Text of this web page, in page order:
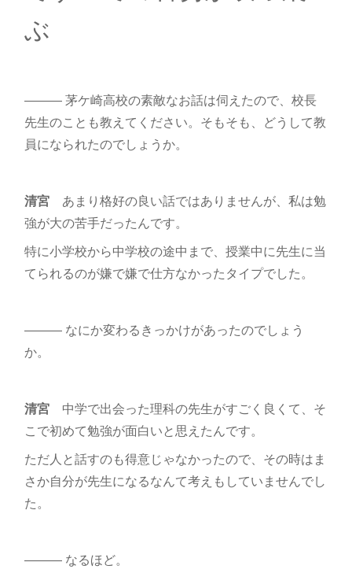
ぶ
――― 茅ケ崎高校の素敵なお話は伺えたので、校長
先生のことも教えてください。そもそも、どうして教
員になられたのでしょうか。
清宮あまり格好の良い話ではありませんが、私は勉
強が大の苦手だったんです。
特に小学校から中学校の途中まで、授業中に先生に当
てられるのが嫌で嫌で仕方なかったタイプでした。
――― なにか変わるきっかけがあったのでしょう
か。
清宮中学で出会った理科の先生がすごく良くて、そ
こで初めて勉強が面白いと思えたんです。
ただ人と話すのも得意じゃなかったので、その時はま
さか自分が先生になるなんて考えもしていませんでし
た。
――― なるほど。